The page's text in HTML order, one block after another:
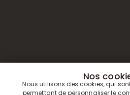
Nos
Nous utilisons des cookies, qui
permettant de personnaliser le